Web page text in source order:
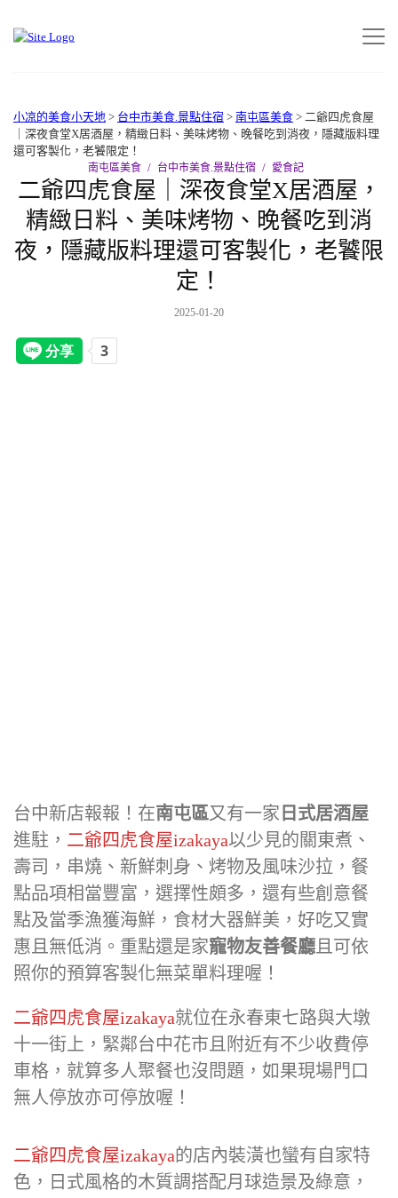
小凉的美食小天地 > 台中市美食.景點住宿 > 南屯區美食 > 二爺四虎食屋
｜深夜食堂X居酒屋，精緻日料、美味烤物、晚餐吃到消夜，隱藏版料理
還可客製化，老饕限定！
南屯區美食 台中市美食.景點住宿 愛食記
二爺四虎食屋｜深夜食堂X居酒屋，
精緻日料、美味烤物、晚餐吃到消
夜，隱藏版料理還可客製化，老饕限
定！
2025-01-20
台中新店報報！在南屯區又有一家 日式居酒屋
進駐， 二爺四虎食屋izakaya以少見的關東煮、
壽司，串燒、新鮮刺身、烤物及風味沙拉，餐
點品項相當豐富，選擇性頗多，還有些創意餐
點及當季漁獲海鮮，食材大器鮮美，好吃又實
惠且無低消。重點還是家寵物友善餐廳 且可依
照你的預算客製化無菜單料理喔！
二爺四虎食屋izakaya就位在永春東七路與大墩
十一街上，緊鄰台中花市且附近有不少收費停
車格，就算多人聚餐也沒問題，如果現場門口
無人停放亦可停放喔！
二爺四虎食屋izakaya的店內裝潢也蠻有自家特
色，日式風格的木質調搭配月球造景及綠意，